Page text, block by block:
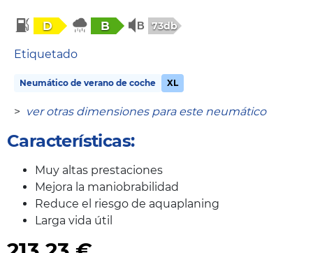
D B 73db
Etiquetado
Neumático de verano de coche XL
> ver otras dimensiones para este neumático
Características:
Muy altas prestaciones
Mejora la maniobrabilidad
Reduce el riesgo de aquaplaning
Larga vida útil